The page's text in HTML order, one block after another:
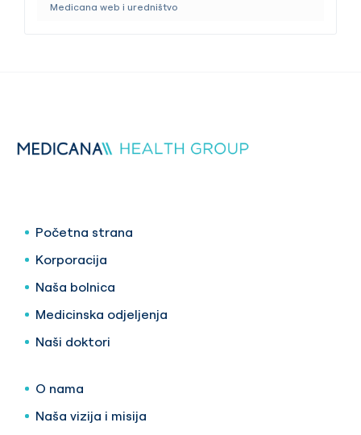
Medicana web i uredništvo
Početna strana
Korporacija
Naša bolnica
Medicinska odjeljenja
Naši doktori
O nama
Naša vizija i misija